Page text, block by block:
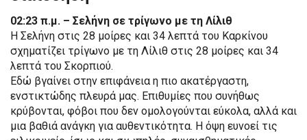
02:23 π.μ. – Σελήνη σε τρίγωνο με τη Λίλιθ
Η Σελήνη στις 28 μοίρες και 34 λεπτά του Καρκίνου
σχηματίζει τρίγωνο με τη Λίλιθ στις 28 μοίρες και 34
λεπτά του Σκορπιού.
Εδώ βγαίνει στην επιφάνεια η πιο ακατέργαστη,
ενστικτώδης πλευρά μας. Επιθυμίες που συνήθως
κρύβονται, φόβοι που δεν ομολογούνται εύκολα, αλλά και
μια βαθιά ανάγκη για αυθεντικότητα. Η όψη ευνοεί τις